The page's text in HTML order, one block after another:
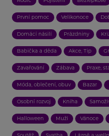
První pomoc Velikonoce
Domácí násilí Prázdniny
Babička a děda Akce, Tip
Zavařování Zábava Praxe,
Móda, oblečení, obuv Bazar
Osobní rozvoj Kniha
Halloween Muži Vánoce